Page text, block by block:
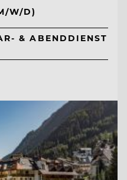
W/D)
& ABENDDIENST